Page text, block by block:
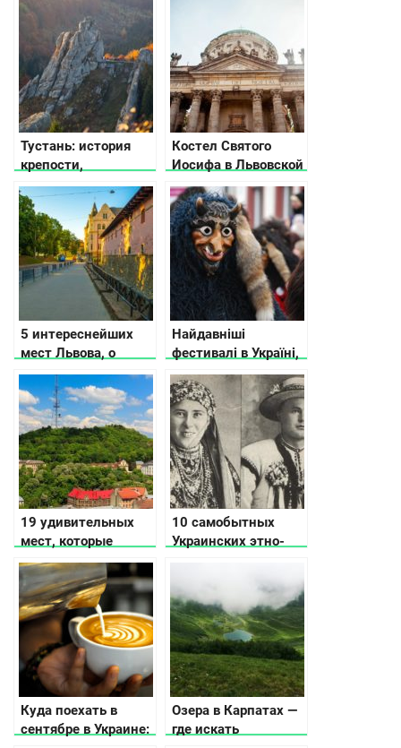
Тустань: история
крепости,
фестиваль и как
добраться
Костел Святого
Иосифа в Львовской
области
5 интереснейших
мест Львова, о
которых не
расскажут
путеводители
Найдавніші
фестивалі в Україні,
що проводяться й
сьогодні
19 удивительных
мест, которые
нужно посетить
Львове
10 самобытных
Украинских этно-
Куда поехать в
сентябре в Украине:
Озера в Карпатах —
где искать